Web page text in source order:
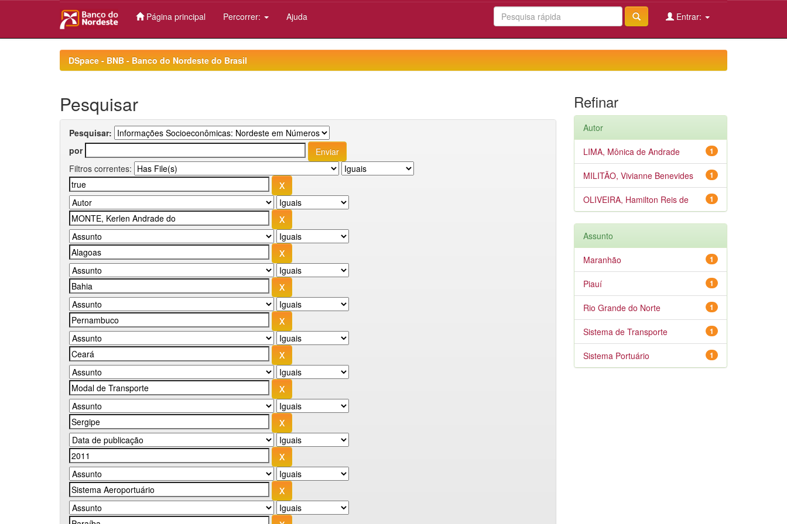
Página principal Percorrer: Ajuda Entrar:
DSpace - BNB - Banco do Nordeste do Brasil
Pesquisar
Pesquisar:
por
Filtros correntes:
Refinar
Autor
1
LIMA, Mônica de Andrade
1
MILITÃO, Vivianne Benevides
1
OLIVEIRA, Hamilton Reis de
Assunto
1
Maranhão
1
Piauí
1
Rio Grande do Norte
1
Sistema de Transporte
1
Sistema Portuário